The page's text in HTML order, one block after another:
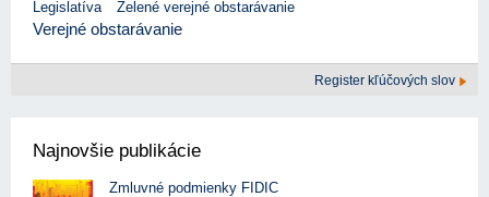
Legislatíva Zelené verejné obstarávanie
Verejné obstarávanie
Register kľúčových slov
Najnovšie publikácie
Zmluvné podmienky FIDIC